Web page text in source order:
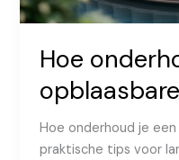
Hoe
Hoe onderhoud je
praktische tips voor